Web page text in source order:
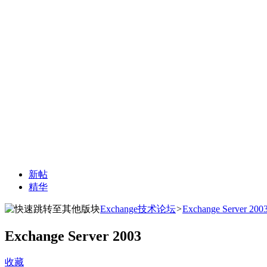
新帖
精华
Exchange技术论坛>Exchange Server
Exchange Server 2003
收藏